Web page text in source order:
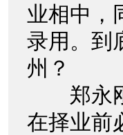
业相中，
录用。到
州？
郑永刚
在择业前